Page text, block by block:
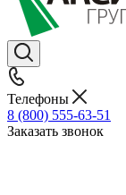
Телефоны
8 (800) 555-63-51
Заказать звонок